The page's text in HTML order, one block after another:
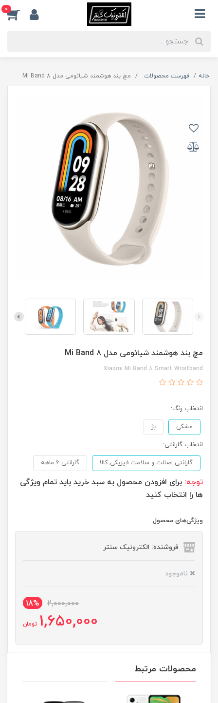
0
خانه فهرست محصولات مچ بند هوشمند شیائومی مدل Mi Band 8
مچ بند هوشمند شیائومی مدل Mi Band 8
Xiaomi Mi Band 8 Smart Wristband
انتخاب رنگ:
مشکی بژ
انتخاب گارانتی:
گارانتی اصالت و سلامت فیزیکی کالا گارانتی 6 ماهه
توجه: برای افزودن محصول به سبد خرید باید تمام ویژگی
ها را انتخاب کنید
ویژگی‌های محصول
فروشنده: الکترونیک سنتر
ناموجود
2,000,000
18%
1,650,000 تومان
محصولات مرتبط